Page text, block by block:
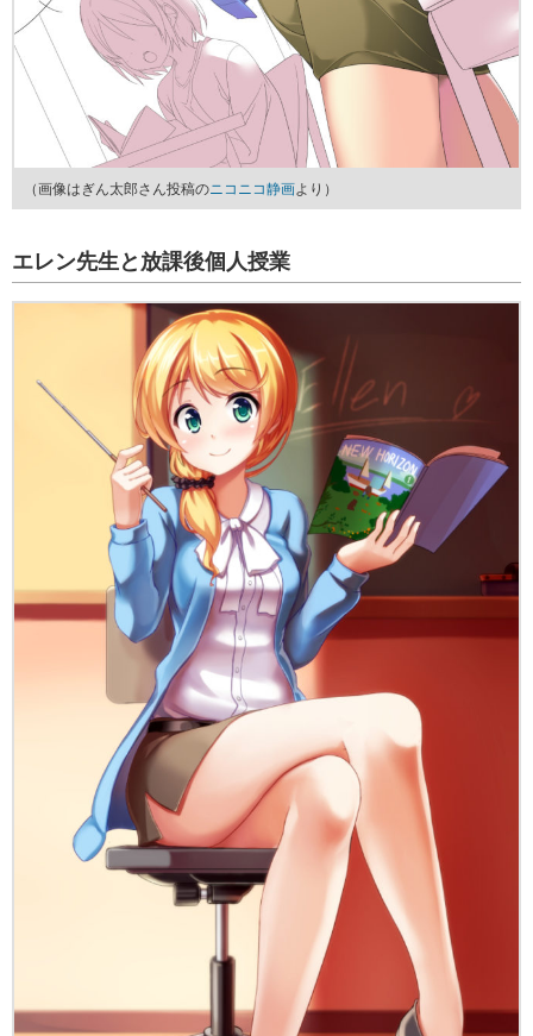
（画像はぎん太郎さん投稿のニコニコ静画より）
エレン先生と放課後個人授業